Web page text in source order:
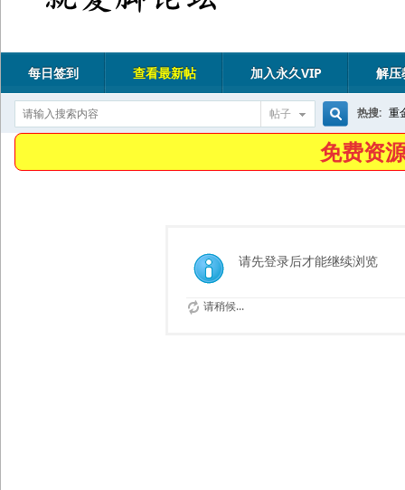
每日签到 查看最新帖 加入永久VIP 解压
帖子
搜
热搜: 重
免费资
请先登录后才能继续浏览
请稍候...